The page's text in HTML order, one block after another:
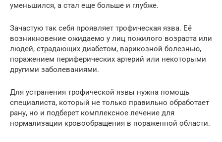
уменьшился, а стал еще больше и глубже.
Зачастую так себя проявляет трофическая язва. Её
возникновение ожидаемо у лиц пожилого возраста или
людей, страдающих диабетом, варикозной болезнью,
поражением периферических артерий или некоторыми
другими заболеваниями.
Для устранения трофической язвы нужна помощь
специалиста, который не только правильно обработает
рану, но и подберет комплексное лечение для
нормализации кровообращения в пораженной области.